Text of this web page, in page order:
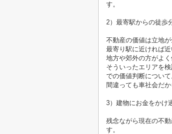
す。
2）最寄駅からの徒歩
不動産の価値は立地
最寄り駅に近ければ
地方や郊外の方がよ
そういったエリアを
での価値判断につい
間違っても車社会だ
3）建物にお金をかけ
残念ながら現在の不
す。